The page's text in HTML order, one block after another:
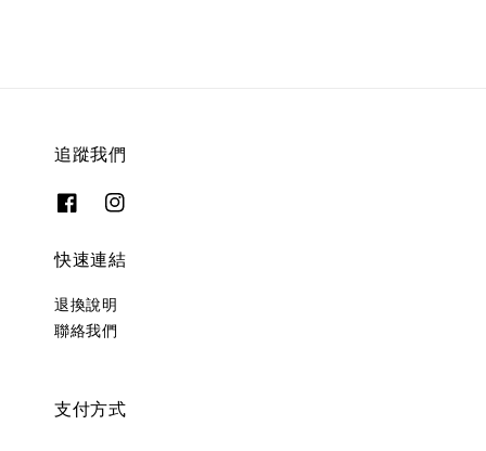
追蹤我們
快速連結
退換說明
聯絡我們
支付方式